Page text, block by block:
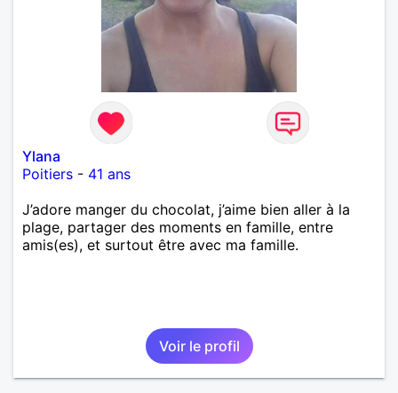
Ylana
Poitiers - 41 ans
J’adore manger du chocolat, j’aime bien aller à la
plage, partager des moments en famille, entre
amis(es), et surtout être avec ma famille.
Voir le profil